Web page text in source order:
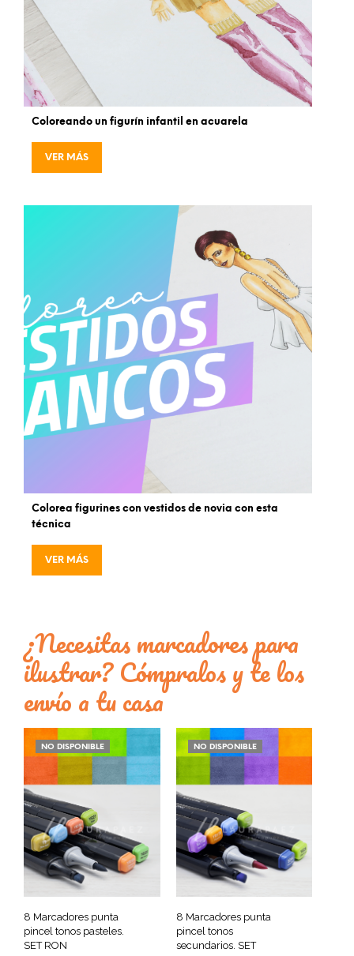
Coloreando un figurín infantil en acuarela
VER MÁS
Colorea figurines con vestidos de novia con esta
técnica
VER MÁS
¿Necesitas marcadores para
ilustrar? Cómpralos y te los
envío a tu casa
NO DISPONIBLE
8 Marcadores punta
pincel tonos pasteles.
SET RON
NO DISPONIBLE
8 Marcadores punta
pincel tonos
secundarios. SET